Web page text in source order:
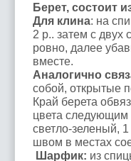
Берет, состоит
Для клина: на
2 р.. затем с двух
ровно, далее
вместе.
Аналогично
собой, открытые
Край берета
цвета следующим
светло-зеленый,
швом в местах
Шарфик: из